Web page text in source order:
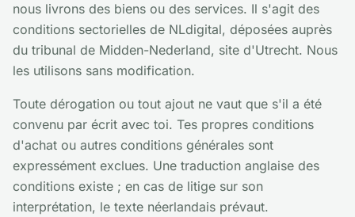
nous livrons des biens ou des services. Il s'agit des
conditions sectorielles de NLdigital, déposées auprès
du tribunal de Midden-Nederland, site d'Utrecht. Nous
les utilisons sans modification.
Toute dérogation ou tout ajout ne vaut que s'il a été
convenu par écrit avec toi. Tes propres conditions
d'achat ou autres conditions générales sont
expressément exclues. Une traduction anglaise des
conditions existe ; en cas de litige sur son
interprétation, le texte néerlandais prévaut.